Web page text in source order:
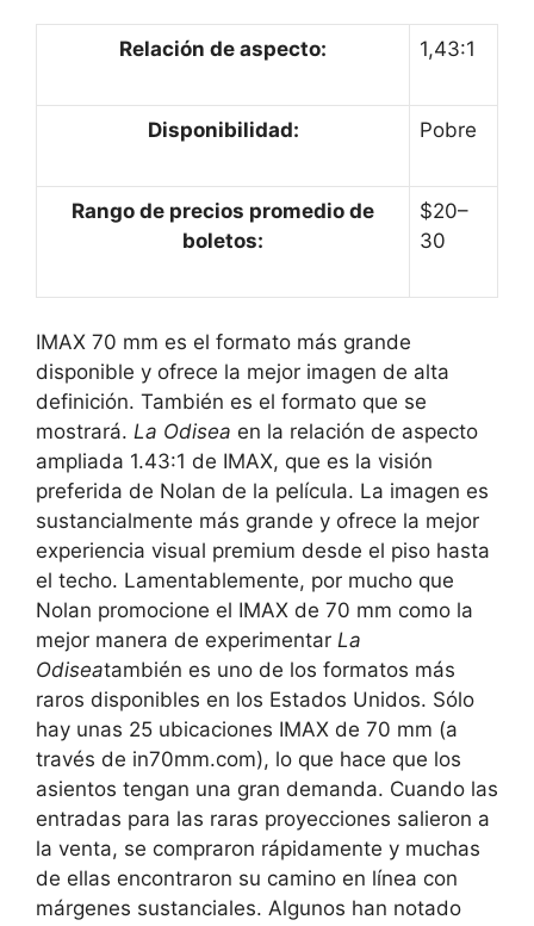
Relación de aspecto: 1,43:1
Disponibilidad: Pobre
Rango de precios promedio de
boletos:
$20–
30
IMAX 70 mm es el formato más grande
disponible y ofrece la mejor imagen de alta
definición. También es el formato que se
mostrará. La Odisea en la relación de aspecto
ampliada 1.43:1 de IMAX, que es la visión
preferida de Nolan de la película. La imagen es
sustancialmente más grande y ofrece la mejor
experiencia visual premium desde el piso hasta
el techo. Lamentablemente, por mucho que
Nolan promocione el IMAX de 70 mm como la
mejor manera de experimentar La
Odiseatambién es uno de los formatos más
raros disponibles en los Estados Unidos. Sólo
hay unas 25 ubicaciones IMAX de 70 mm (a
través de in70mm.com), lo que hace que los
asientos tengan una gran demanda. Cuando las
entradas para las raras proyecciones salieron a
la venta, se compraron rápidamente y muchas
de ellas encontraron su camino en línea con
márgenes sustanciales. Algunos han notado